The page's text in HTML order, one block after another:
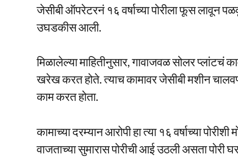
जेसीबी ऑपरेटरनं १६ वर्षाच्या पोरीला फूस लावून
उघडकीस आली.
मिळालेल्या माहितीनुसार, गावाजवळ सोलर प्लांटचं
खरेख करत होते. त्याच कामावर जेसीबी मशीन
काम करत होता.
कामाच्या दरम्यान आरोपी हा त्या १६ वर्षाच्या
वाजताच्या सुमारास पोरीची आई उठली असता पोरी